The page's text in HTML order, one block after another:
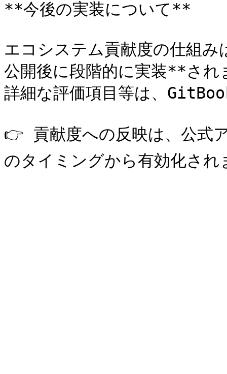
**今後の実装について**
エコシステム貢献度の仕組
公開後に段階的に実装**さ
詳細な評価項目等は、
👉 貢献度への反映は、公式